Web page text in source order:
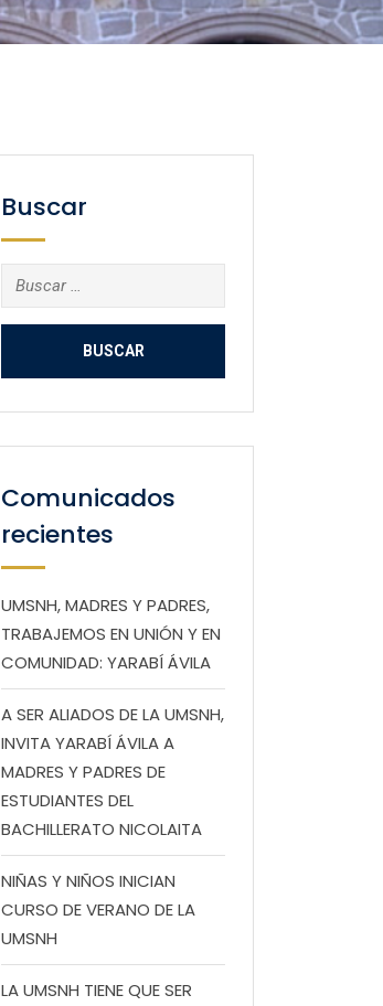
Buscar
Buscar:
Comunicados
recientes
UMSNH, MADRES Y PADRES,
TRABAJEMOS EN UNIÓN Y EN
COMUNIDAD: YARABÍ ÁVILA
A SER ALIADOS DE LA UMSNH,
INVITA YARABÍ ÁVILA A
MADRES Y PADRES DE
ESTUDIANTES DEL
BACHILLERATO NICOLAITA
NIÑAS Y NIÑOS INICIAN
CURSO DE VERANO DE LA
UMSNH
LA UMSNH TIENE QUE SER